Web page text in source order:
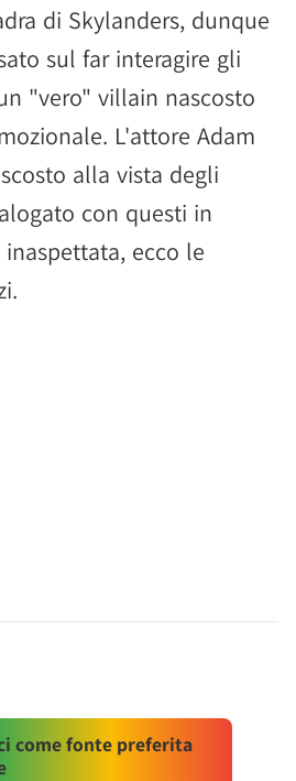
di Skylanders, dunque
sul far interagire gli
"vero" villain nascosto
L'attore Adam
alla vista degli
con questi in
ecco le
come fonte preferita